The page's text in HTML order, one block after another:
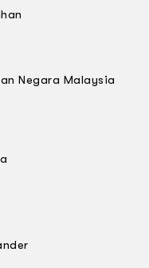
Negara Malaysia